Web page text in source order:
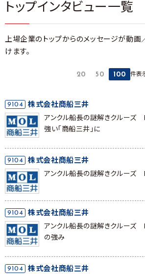
トップインタビュー一覧
上場企業のトップからのメッセージが動画
けます。
20 50 100 件表
9104 株式会社商船三井
アンクル船長の謎解きクルーズ
強い「商船三井」に
9104 株式会社商船三井
アンクル船長の謎解きクルーズ
9104 株式会社商船三井
アンクル船長の謎解きクルー
の強み
9104 株式会社商船三井